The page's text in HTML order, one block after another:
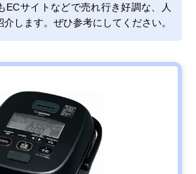
ホービン
豪熱沸とうIHでう
約幅25.5×奥行
ネオーブ)
炊飯ジャー
保温機能のみのシ
ンプルな炊飯器
ECサイトなどで売れ行き好調な、人
します。ぜひ参考にしてください。